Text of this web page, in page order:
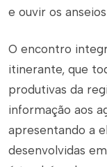
e ouvir os
O encontro
itinerante, que
produtivas da
informação aos
apresentando a
desenvolvidas